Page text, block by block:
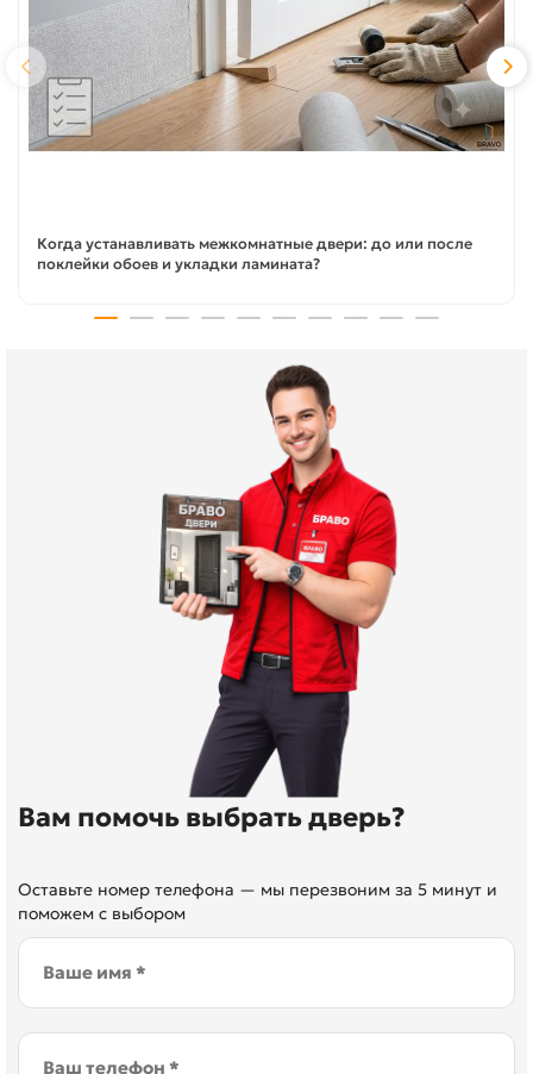
Когда устанавливать межкомнатные двери: до или после
поклейки обоев и укладки ламината?
Вам помочь выбрать дверь?
Оставьте номер телефона — мы перезвоним за 5 минут и
поможем с выбором